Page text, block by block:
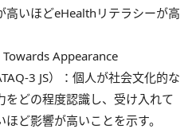
高いほどeHealthリテラシーが高
Appearance
3 JS）：個人が社会文化的な
どの程度認識し、受け入れて
ど影響が高いことを示す。